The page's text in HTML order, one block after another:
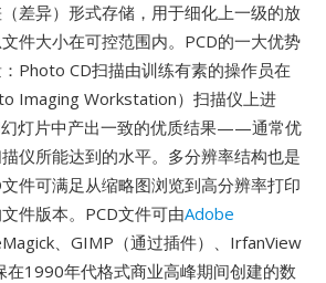
差异）形式存储，用于细化上一级的放
件大小在可控范围内。PCD的一大优势
Photo CD扫描由训练有素的操作员在
Imaging Workstation）扫描仪上进
灯片中产出一致的优质结果——通常优
仪所能达到的水平。多分辨率结构也是
件可满足从缩略图浏览到高分辨率打印
件版本。PCD文件可由Adobe
、GIMP（通过插件）、IrfanView
在1990年代格式商业高峰期间创建的数